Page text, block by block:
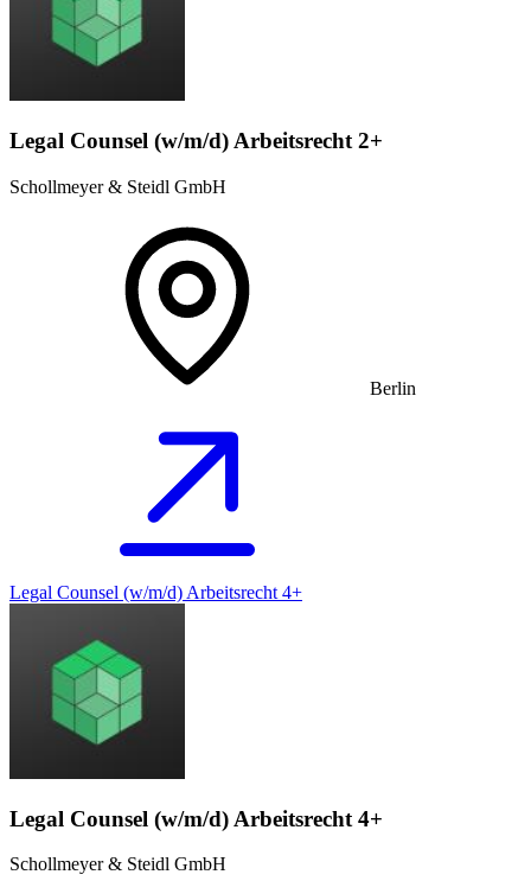
Legal Counsel (w/m/d) Arbeitsrecht 2+
Schollmeyer & Steidl GmbH
Berlin
Legal Counsel (w/m/d) Arbeitsrecht 4+
Legal Counsel (w/m/d) Arbeitsrecht 4+
Schollmeyer & Steidl GmbH